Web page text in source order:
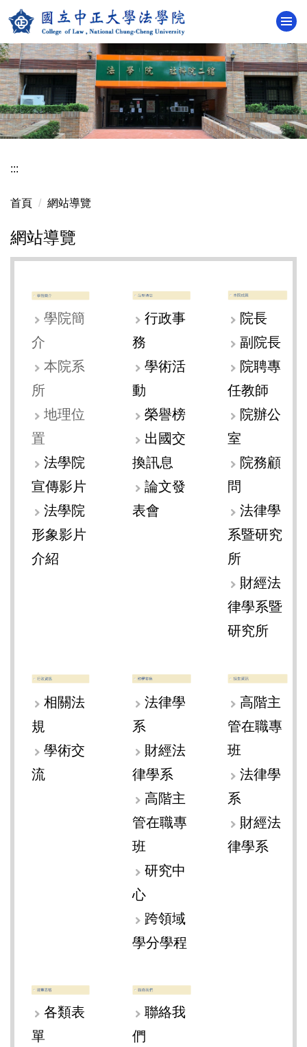
跳
到
主
要
內
容
區
:::
首頁 網站導覽
網站導覽
學院簡
介
本院系
所
地理位
置
法學院
宣傳影片
法學院
形象影片
介紹
行政事
務
學術活
動
榮譽榜
出國交
換訊息
論文發
表會
院長
副院長
院聘專
任教師
院辦公
室
院務顧
問
法律學
系暨研究
所
財經法
律學系暨
研究所
相關法
規
學術交
流
法律學
系
財經法
律學系
高階主
管在職專
班
研究中
心
跨領域
學分學程
高階主
管在職專
班
法律學
系
財經法
律學系
各類表
單
聯絡我
們